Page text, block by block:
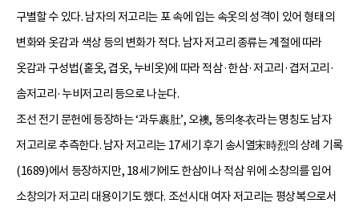
구별할 수 있다. 남자의 저고리는 포 속에 입는 속옷의 성격이 있어 형태의
변화와 옷감과 색상 등의 변화가 적다. 남자 저고리 종류는 계절에 따라
옷감과 구성법(홑옷, 겹옷, 누비옷)에 따라 적삼·한삼·저고리·겹저고리·
솜저고리·누비저고리 등으로 나눈다.
조선 전기 문헌에 등장하는 ‘과두裹肚’, 오襖, 동의冬衣라는 명칭도 남자
저고리로 추측한다. 남자 저고리는 17세기 후기 송시열宋時烈의 상례 기록
(1689)에서 등장하지만, 18세기에도 한삼이나 적삼 위에 소창의를 입어
소창의가 저고리 대용이기도 했다. 조선시대 여자 저고리는 평상복으로서